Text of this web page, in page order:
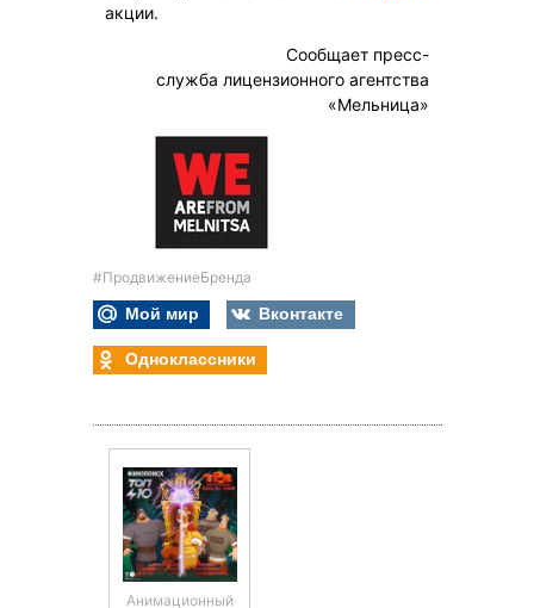
акции.
Сообщает пресс-
служба лицензионного агентства
«Мельница»
#ПродвижениеБренда
Мой мир
Вконтакте
Одноклассники
Анимационный